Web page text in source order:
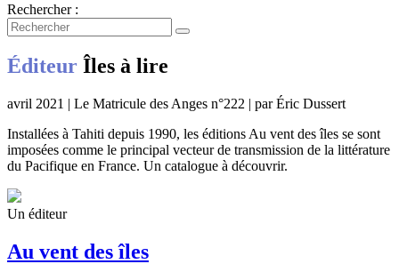
Rechercher :
Éditeur Îles à lire
avril 2021 | Le Matricule des Anges n°222 | par Éric Dussert
Installées à Tahiti depuis 1990, les éditions Au vent des îles se sont
imposées comme le principal vecteur de transmission de la littérature
du Pacifique en France. Un catalogue à découvrir.
Un éditeur
Au vent des îles